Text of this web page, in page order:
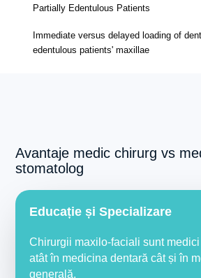
Partially Edentulous Patients
Immediate versus delayed loading of
edentulous patients' maxillae
Avantaje medic chirurg vs
stomatolog
Educație și Specializare
Chirurgii maxilo-faciali sunt
atât în medicina dentară cât și în
generală.